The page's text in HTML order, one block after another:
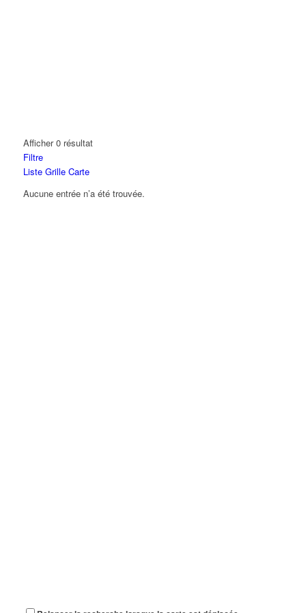
Afficher 0 résultat
Filtre
Liste Grille Carte
Aucune entrée n’a été trouvée.